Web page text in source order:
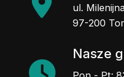
ul.
97-200
Nasze